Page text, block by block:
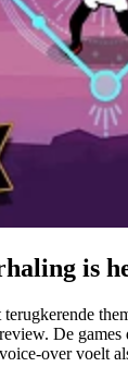
is
De games
over voelt